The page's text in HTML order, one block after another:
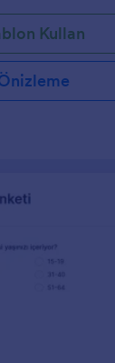
Kullan